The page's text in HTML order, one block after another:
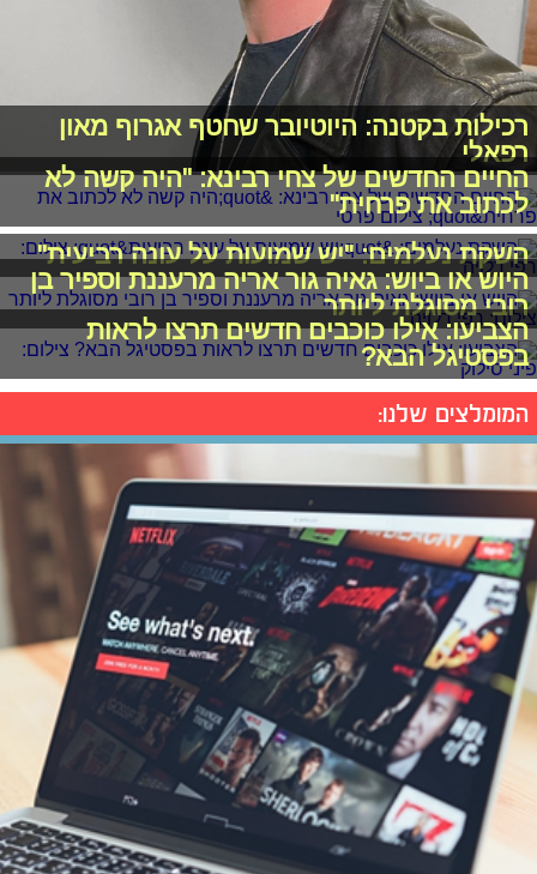
רכילות בקטנה: היוטיובר שחטף אגרוף מאון
רפאלי
החיים החדשים של צחי רבינא: "היה קשה לא
לכתוב את פרחית"
השקת נעלמים: "יש שמועות על עונה רביעית"
היוש או ביוש: גאיה גור אריה מרעננת וספיר בן
רובי מסוגלת ליותר
הצביעו: אילו כוכבים חדשים תרצו לראות
בפסטיגל הבא?
המומלצים שלנו: